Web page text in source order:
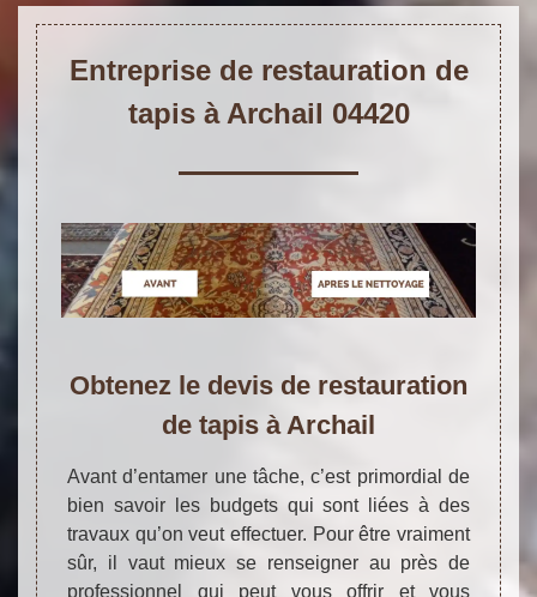
Entreprise de restauration de
tapis à Archail 04420
Obtenez le devis de restauration
de tapis à Archail
Avant d’entamer une tâche, c’est primordial de
bien savoir les budgets qui sont liées à des
travaux qu’on veut effectuer. Pour être vraiment
sûr, il vaut mieux se renseigner au près de
professionnel qui peut vous offrir et vous